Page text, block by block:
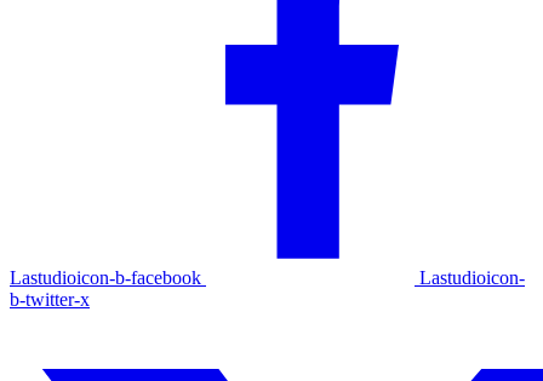
Lastudioicon-b-facebook
Lastudioicon-
b-twitter-x